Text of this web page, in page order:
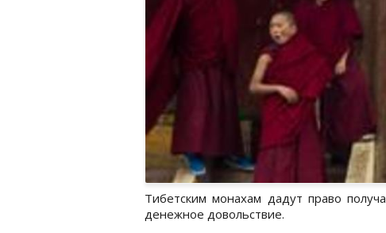
Тибетским монахам дадут право
денежное довольствие.